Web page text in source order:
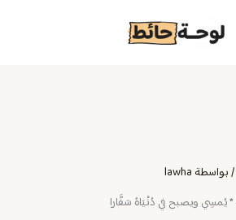
/ بواسطة lawha
*يُمسِي ويصبح في دُنْيَاهُ سَفَّارا